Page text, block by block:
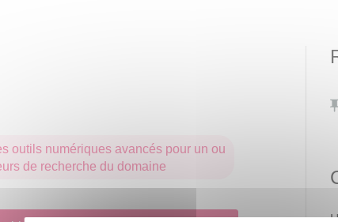
outils numériques avancés pour un ou
de recherche du domaine